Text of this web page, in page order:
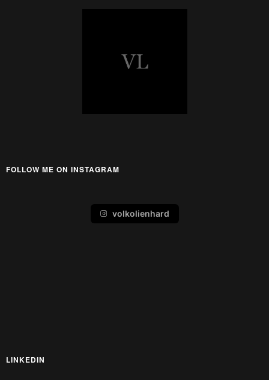
FOLLOW ME ON INSTAGRAM
volkolienhard
LINKEDIN